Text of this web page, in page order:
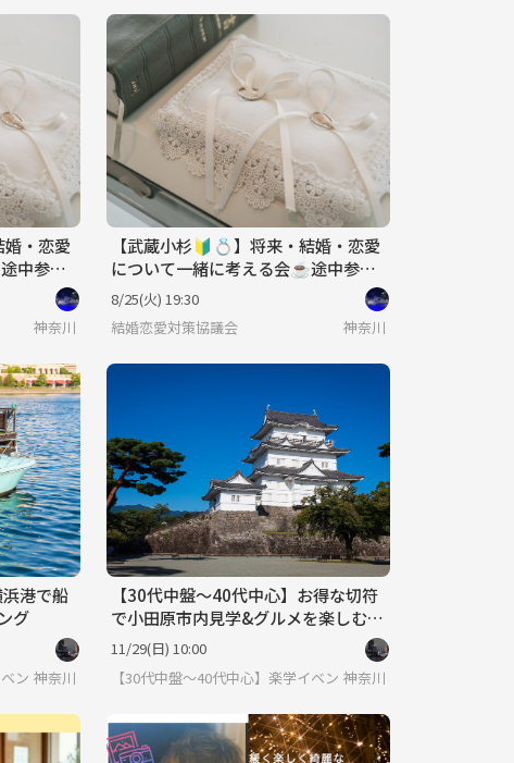
・恋愛
中参加
神奈川
【武蔵小杉🔰💍】将来・結婚・恋愛
について一緒に考える会☕️途中参加
可♪20代〜40代✨
8/25(火) 19:30
結婚恋愛対策協議会
神奈川
港で船
グ
ント・勉強会コミュニティ
神奈川
【30代中盤〜40代中心】お得な切符
で小田原市内見学&グルメを楽しむ小
旅行🚝
11/29(日) 10:00
【30代中盤〜40代中心】楽学イベント・勉強会コミュニティ
神奈川